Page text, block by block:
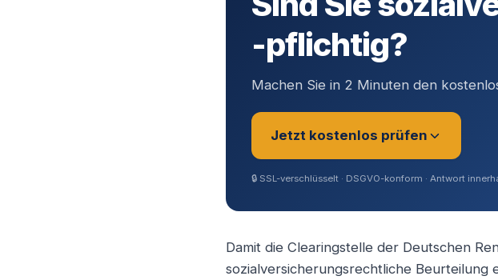
-pflichtig?
Machen Sie in 2 Minuten den
Jetzt kostenlos prüfen
Sie sind? *
🔒 SSL-verschlüsselt · DSGVO-konform · Antwort
Damit die Clearingstelle der Deutschen
sozialversicherungsrechtliche Beurteilung